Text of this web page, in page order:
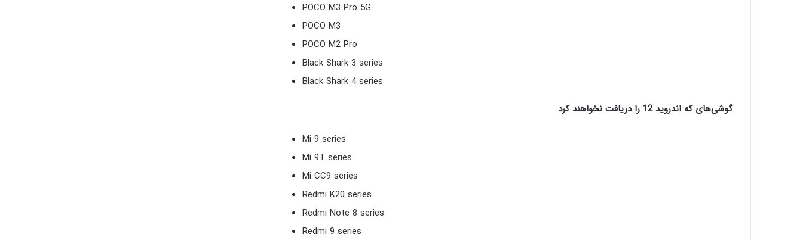
POCO M3 Pro 5G
POCO M3
POCO M2 Pro
Black Shark 3 series
Black Shark 4 series
گوشی‌های که اندروید 12 را دریافت نخواهند کرد
Mi 9 series
Mi 9T series
Mi CC9 series
Redmi K20 series
Redmi Note 8 series
Redmi 9 series